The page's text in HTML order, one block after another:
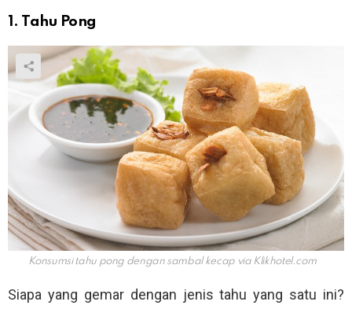
1. Tahu Pong
Konsumsi tahu pong dengan sambal kecap via Klikhotel.com
Siapa yang gemar dengan jenis tahu yang satu ini?